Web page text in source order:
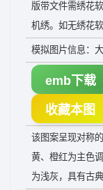
版带文件需绣花
机绣。如无绣花
模拟图片信息：
emb下载
收藏本图
该图案呈现对称
黄、橙红为主色
为浅灰，具有古